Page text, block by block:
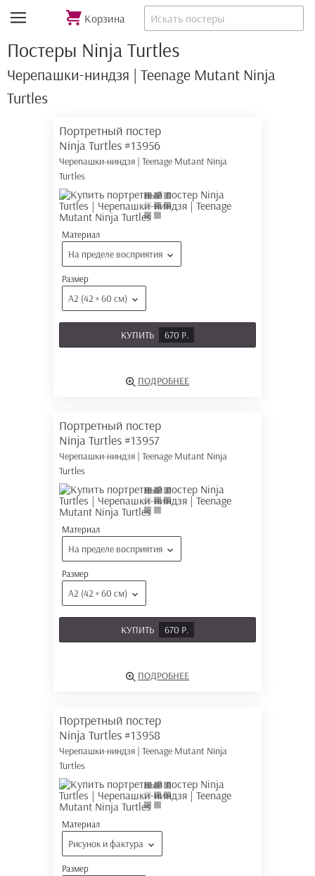
Корзина
Постеры Ninja Turtles
Черепашки-ниндзя | Teenage Mutant Ninja
Turtles
Портретный постер
Ninja Turtles #13956
Черепашки-ниндзя | Teenage Mutant Ninja
Turtles
Материал
На пределе восприятия
Размер
А2 (42 × 60 см)
КУПИТЬ 670 Р.
ПОДРОБНЕЕ
Портретный постер
Ninja Turtles #13957
Черепашки-ниндзя | Teenage Mutant Ninja
Turtles
Материал
На пределе восприятия
Размер
А2 (42 × 60 см)
КУПИТЬ 670 Р.
ПОДРОБНЕЕ
Портретный постер
Ninja Turtles #13958
Черепашки-ниндзя | Teenage Mutant Ninja
Turtles
Материал
Рисунок и фактура
Размер